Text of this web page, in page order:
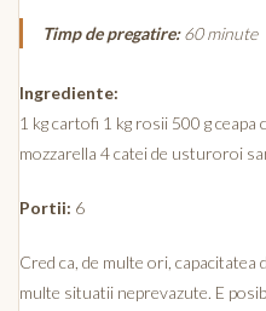
Timp de pregatire:60 minute
Ingrediente:
1 kg cartofi 1 kg rosii 500 g ceapa
mozzarella 4 catei de usturoroi
Portii: 6
Cred ca, de multe ori, capacitatea
multe situatii neprevazute. E